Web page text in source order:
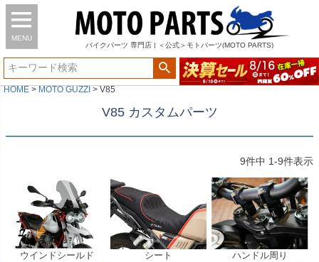
MENU
バイク パーツ 専門店 | ＜公式＞モトパーツ(MOTO PARTS)
HOME MOTO GUZZI V85
V85 カスタムパーツ
9件中 1-9件表示
ウインドシールド シート ハンドル周り